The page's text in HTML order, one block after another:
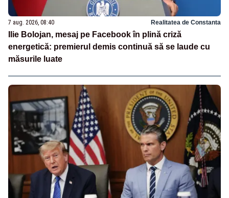
7 aug. 2026, 08:40 Realitatea de Constanta
Ilie Bolojan, mesaj pe Facebook în plină criză
energetică: premierul demis continuă să se laude cu
măsurile luate